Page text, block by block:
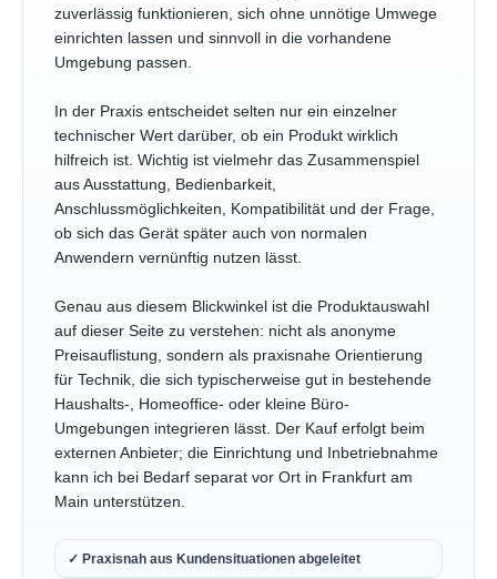
zuverlässig funktionieren, sich ohne unnötige Umwege
einrichten lassen und sinnvoll in die vorhandene
Umgebung passen.
In der Praxis entscheidet selten nur ein einzelner
technischer Wert darüber, ob ein Produkt wirklich
hilfreich ist. Wichtig ist vielmehr das Zusammenspiel
aus Ausstattung, Bedienbarkeit,
Anschlussmöglichkeiten, Kompatibilität und der Frage,
ob sich das Gerät später auch von normalen
Anwendern vernünftig nutzen lässt.
Genau aus diesem Blickwinkel ist die Produktauswahl
auf dieser Seite zu verstehen: nicht als anonyme
Preisauflistung, sondern als praxisnahe Orientierung
für Technik, die sich typischerweise gut in bestehende
Haushalts-, Homeoffice- oder kleine Büro-
Umgebungen integrieren lässt. Der Kauf erfolgt beim
externen Anbieter; die Einrichtung und Inbetriebnahme
kann ich bei Bedarf separat vor Ort in Frankfurt am
Main unterstützen.
✓ Praxisnah aus Kundensituationen abgeleitet